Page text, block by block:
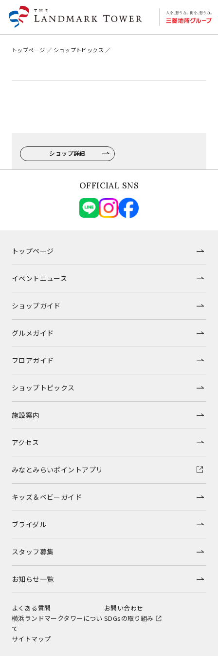
トップページ ショップトピックス
ショップ詳細
OFFICIAL SNS
トップページ
イベントニュース
ショップガイド
グルメガイド
フロアガイド
ショップトピックス
施設案内
アクセス
みなとみらいポイントアプリ
キッズ＆ベビーガイド
ブライダル
スタッフ募集
お知らせ一覧
よくある質問
お問い合わせ
横浜ランドマークタワーについ
て
SDGsの取り組み
サイトマップ